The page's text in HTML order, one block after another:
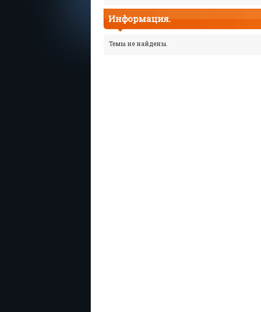
Информация.
Темы не найдены.